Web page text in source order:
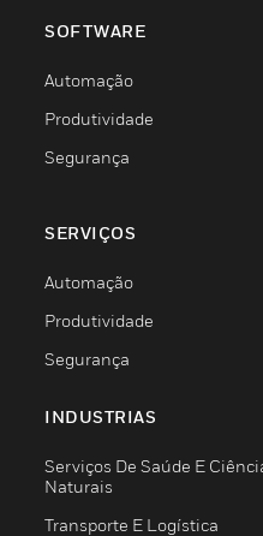
SOFTWARE
Automação
Produtividade
Segurança
SERVIÇOS
Automação
Produtividade
Segurança
INDUSTRIAS
Serviços De Saúde E
Naturais
Transporte E Logística